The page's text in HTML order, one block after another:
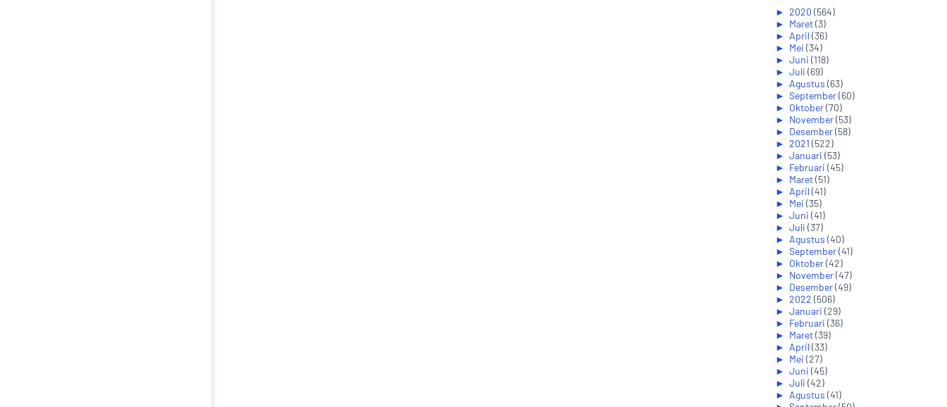
► 2020 (564)
► Maret(3)
► April(36)
► Mei (34)
► Juni (118)
► Juli (69)
► Agustus (63)
► September(60)
► Oktober(70)
► November(53)
► Desember(58)
► 2021 (522)
► Januari (53)
► Februari (45)
► Maret(51)
► April(41)
► Mei (35)
► Juni (41)
► Juli (37)
► Agustus (40)
► September(41)
► Oktober(42)
► November(47)
► Desember(49)
► 2022 (506)
► Januari (29)
► Februari (36)
► Maret(39)
► April(33)
► Mei (27)
► Juni (45)
► Juli (42)
► Agustus (41)